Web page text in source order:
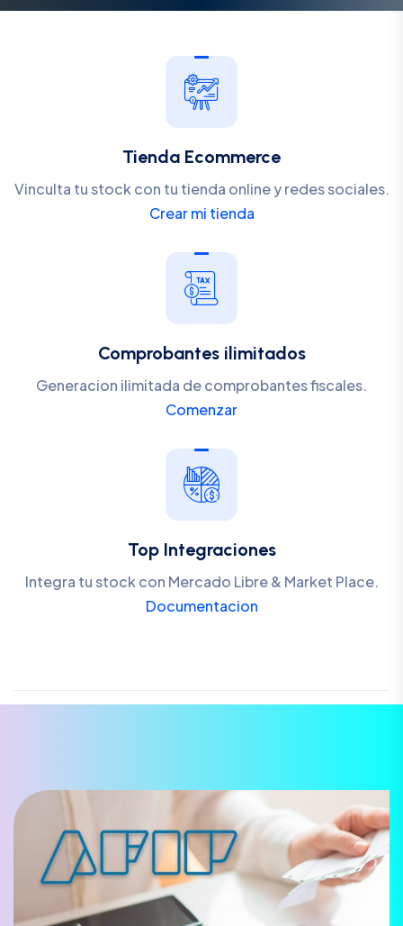
Tienda Ecommerce
Vinculta tu stock con tu tienda online y redes sociales.
Crear mi tienda
Comprobantes ilimitados
Generacion ilimitada de comprobantes fiscales.
Comenzar
Top Integraciones
Integra tu stock con Mercado Libre & Market Place.
Documentacion